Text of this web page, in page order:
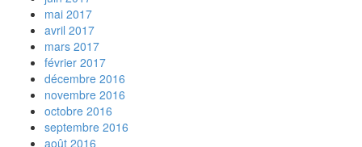
mai 2017
avril 2017
mars 2017
février 2017
décembre 2016
novembre 2016
octobre 2016
septembre 2016
août 2016